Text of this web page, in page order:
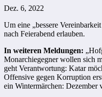
Dez. 6, 2022
Um eine „bessere
nach Feierabend erlauben.
In weiteren Meldungen:
Monarchiegegner wollen sich
geht Verantwortung: Katar
Offensive gegen Korruption
ein Wintermärchen: Dezember